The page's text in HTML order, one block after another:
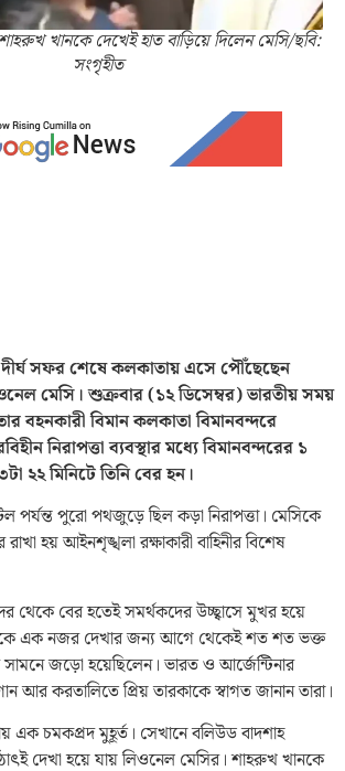
খানকে দেখেই হাত বাড়িয়ে দিলেন মেসি/ছবি:
সংগৃহীত
দীর্ঘ সফর শেষে কলকাতায় এসে পৌঁছেছেন
মেসি। শুক্রবার (১২ ডিসেম্বর) ভারতীয় সময়
বহনকারী বিমান কলকাতা বিমানবন্দরে
নিরাপত্তা ব্যবস্থার মধ্যে বিমানবন্দরের ১
২২ মিনিটে তিনি বের হন।
পর্যন্ত পুরো পথজুড়ে ছিল কড়া নিরাপত্তা। মেসিকে
রাখা হয় আইনশৃঙ্খলা রক্ষাকারী বাহিনীর বিশেষ
থেকে বের হতেই সমর্থকদের উচ্ছ্বাসে মুখর হয়ে
এক নজর দেখার জন্য আগে থেকেই শত শত ভক্ত
সামনে জড়ো হয়েছিলেন। ভারত ও আর্জেন্টিনার
আর করতালিতে প্রিয় তারকাকে স্বাগত জানান তারা।
এক চমকপ্রদ মুহূর্ত। সেখানে বলিউড বাদশাহ
দেখা হয়ে যায় লিওনেল মেসির। শাহরুখ খানকে